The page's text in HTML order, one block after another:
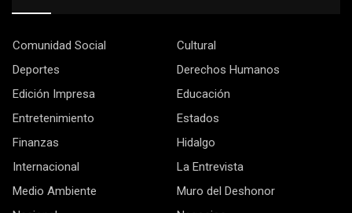
Comunidad Social
Cultural
Deportes
Derechos Humanos
Edición Impresa
Educación
Entretenimiento
Estados
Finanzas
Hidalgo
Internacional
La Entrevista
Medio Ambiente
Muro del Deshonor